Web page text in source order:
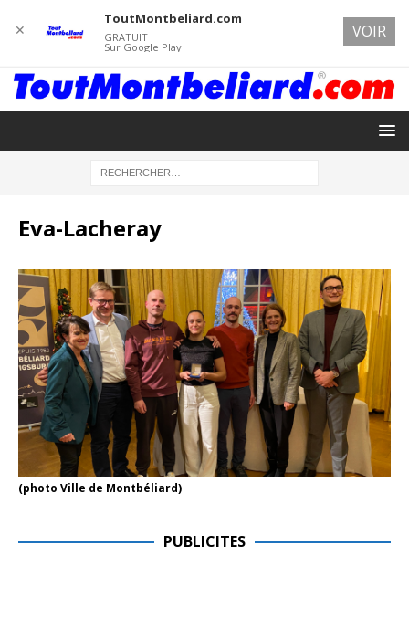
Eva-Lacheray
(photo Ville de Montbéliard)
PUBLICITES
✕
ToutMontbeliard.com
GRATUIT
Sur Google Play
VOIR